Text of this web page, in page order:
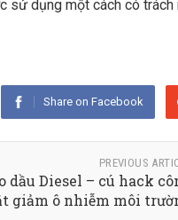
sử dụng một cách có
Share on Facebook
PREVIOUS
dầu Diesel – cú hack
giảm ô nhiễm môi